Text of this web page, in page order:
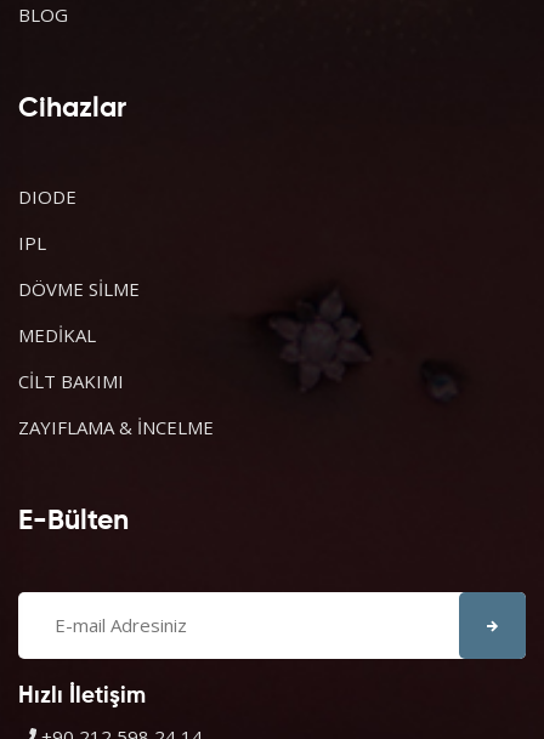
BLOG
Cihazlar
DIODE
IPL
DÖVME SİLME
MEDİKAL
CİLT BAKIMI
ZAYIFLAMA & İNCELME
E-Bülten
Hızlı İletişim